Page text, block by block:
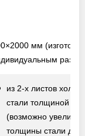
мм
из 2-х листов
стали толщиной
(возможно
толщины стали до